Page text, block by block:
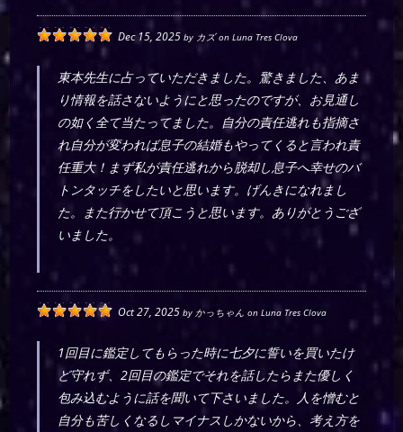
Dec 15, 2025 by カズonLuna Tres Clova
東本先生に占っていただきました。驚きました、あま
り情報を話さないようにと思ったのですが、お見通し
の如く全て当たってました。自分の責任逃れも指摘さ
れ自分が変われば息子の結婚もやってくると言われ責
任重大！まず私が責任逃れから脱却し息子へ幸せのバ
トンタッチをしたいと思います。げんきになれまし
た。また行かせて頂こうと思います。ありがとうござ
いました。
Oct 27, 2025 by かっちゃん onLuna Tres Clova
1回目に鑑定してもらった時に七夕に誓いを買いたけ
ど守れず、2回目の鑑定でそれを話したらまた優しく
包み込むように話を聞いて下さいました。人を憎むと
自分も苦しくなるしマイナスしかないから、考え方を